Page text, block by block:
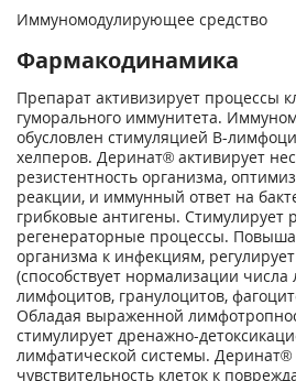
Иммуномодулирующее средство
Фармакодинамика
Препарат активизирует процессы
гуморального иммунитета.
обусловлен стимуляцией В-
хелперов. Деринат® активирует
резистентность организма,
реакции, и иммунный ответ на
грибковые антигены. Стимулирует
регенераторные процессы.
организма к инфекциям,
(способствует нормализации числа
лимфоцитов, гранулоцитов,
Обладая выраженной
стимулирует дренажно-
лимфатической системы.
чувствительность клеток к